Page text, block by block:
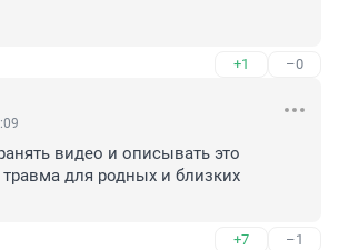
+1 –0
видео и описывать это
для родных и близких
+7 –1